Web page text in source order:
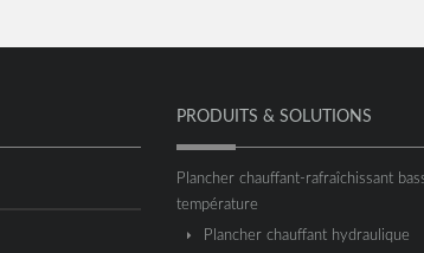
PRODUITS & SOLUTIONS
Plancher chauffant-rafraîchissant
température
Plancher chauffant hydraulique